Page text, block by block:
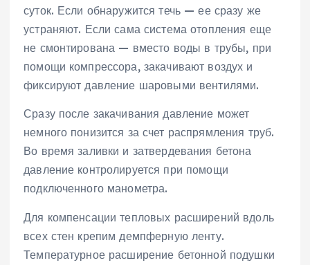
суток. Если обнаружится течь — ее сразу же
устраняют. Если сама система отопления еще
не смонтирована — вместо воды в трубы, при
помощи компрессора, закачивают воздух и
фиксируют давление шаровыми вентилями.
Сразу после закачивания давление может
немного понизится за счет распрямления труб.
Во время заливки и затвердевания бетона
давление контролируется при помощи
подключенного манометра.
Для компенсации тепловых расширений вдоль
всех стен крепим демпферную ленту.
Температурное расширение бетонной подушки